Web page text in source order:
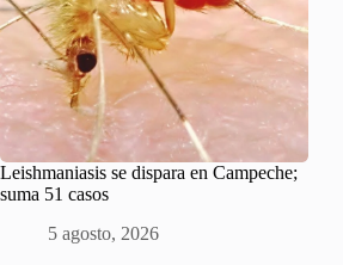
Leishmaniasis se dispara en Campeche;
suma 51 casos
5 agosto, 2026